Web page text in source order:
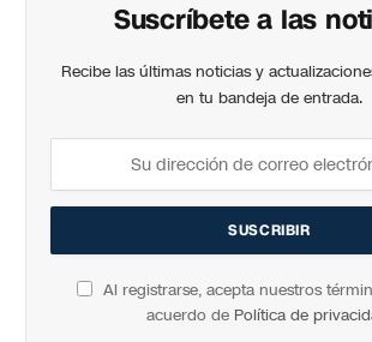
Suscríbete a las
Recibe las últimas noticias y
en tu bandeja de entrada.
Al registrarse, acepta nuestros
acuerdo de Política de